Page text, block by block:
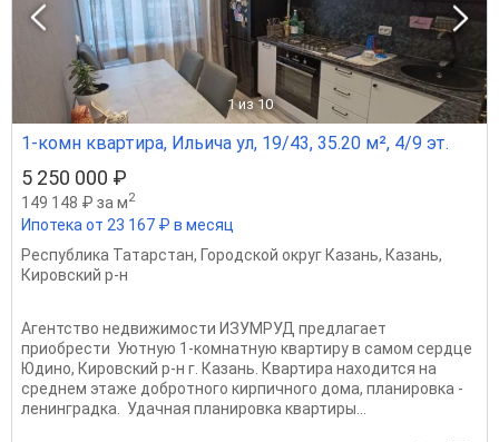
1 из 10
1-комн квартира, Ильича ул, 19/43, 35.20 м², 4/9 эт.
5 250 000 ₽
149 148 ₽ за м2
Ипотека от 23 167 ₽ в месяц
Республика Татарстан, Городской округ Казань, Казань,
Кировский р-н
Агентство недвижимости ИЗУМРУД предлагает
приобрести Уютную 1-комнатную квартиру в самом сердце
Юдино, Кировский р-н г. Казань. Квартира находится на
среднем этаже добротного кирпичного дома, планировка -
ленинградка. Удачная планировка квартиры...